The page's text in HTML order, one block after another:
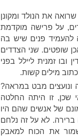
את הנולד ומקונן
על פרישה מוקדמת
להעמיד פנים שיש בה
שופטים. שני הצדדים
זמנית ליילל בפני
מילים קשות.
ונועצים מבט במראה?
שכן, זו היתה החלטה
של אנשים שהם היו
ברירה. לא על זה נלחם
את הכוח למאבק